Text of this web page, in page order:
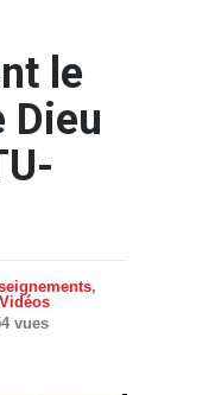
le
Dieu
,
Vidéos
vues